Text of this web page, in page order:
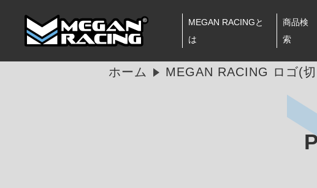
MEGAN RACINGと
は
商品検
索
ホーム MEGAN RACING ロゴ(